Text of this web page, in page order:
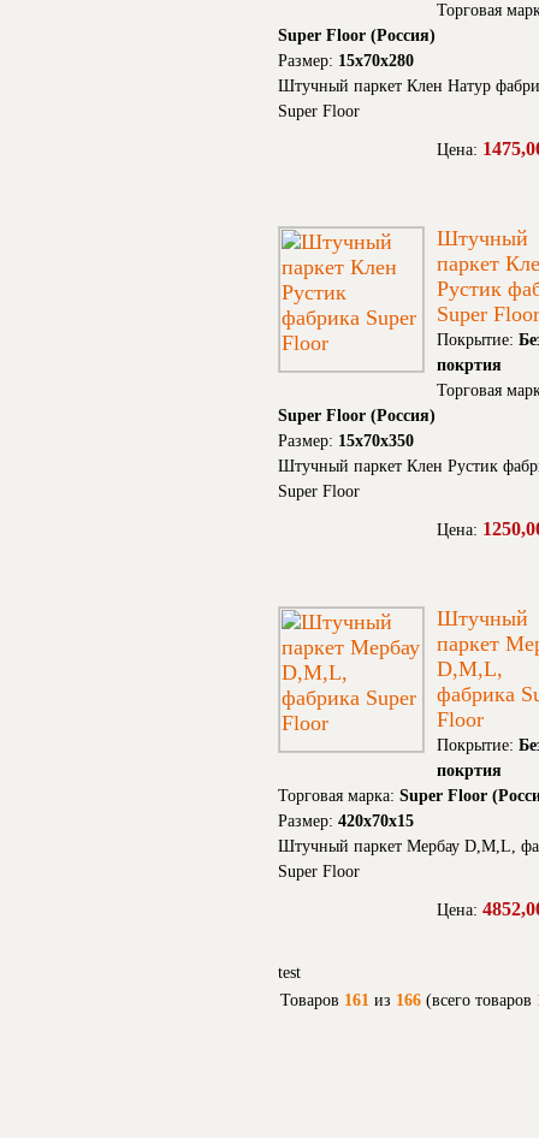
Торговая
Super Floor (Россия)
Размер: 15x70x280
Штучный паркет Клен Натур
Super Floor
Цена:
Штучный
паркет
Рустик
Super Floor
Покрытие:
покртия
Торговая
Super Floor (Россия)
Размер: 15x70x350
Штучный паркет Клен Рустик
Super Floor
Цена:
Штучный
паркет
D,M,L,
фабрика
Floor
Покрытие:
покртия
Торговая марка: Super Floor
Размер: 420х70х15
Штучный паркет Мербау D,M,L,
Super Floor
Цена:
test
Товаров 161 из 166 (всего товаров